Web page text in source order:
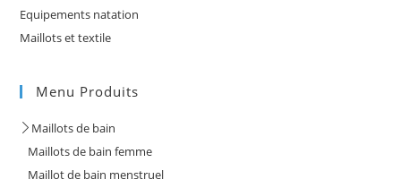
Equipements natation
Maillots et textile
Menu Produits
Maillots de bain
Maillots de bain femme
Maillot de bain menstruel